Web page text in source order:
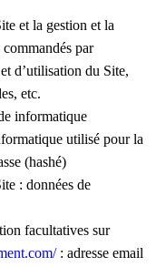
et la gestion et la
par
d’utilisation du Site,
etc.
informatique
utilisé pour la
(hashé)
: données de
facultatives sur
: adresse email